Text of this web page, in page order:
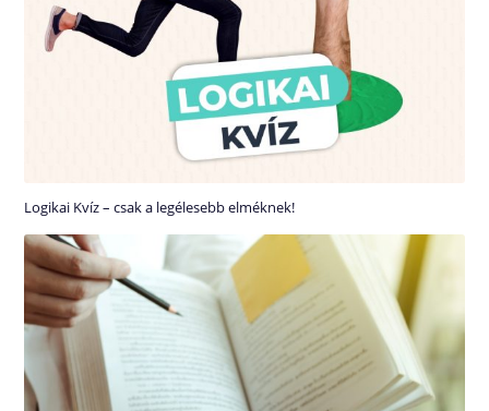
Logikai Kvíz – csak a legélesebb elméknek!